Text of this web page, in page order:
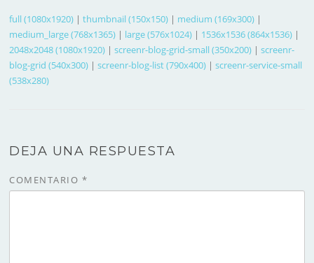
full (1080x1920) |thumbnail (150x150) | medium (169x300) |
medium_large (768x1365) | large (576x1024) | 1536x1536 (864x1536) |
2048x2048 (1080x1920) |screenr-blog-grid-small (350x200) |screenr-
blog-grid (540x300) |screenr-blog-list (790x400) |screenr-service-small
(538x280)
DEJA UNA RESPUESTA
COMENTARIO *